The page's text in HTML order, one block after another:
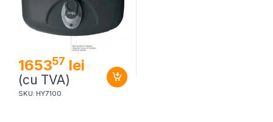
165357 lei
(cu TVA)
SKU: HY7100